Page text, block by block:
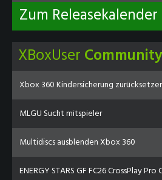
Zum Releasekalender
XBoxUser Community
Xbox 360 Kindersicherung
MLGU Sucht mitspieler
Multidiscs ausblenden Xbox 360
ENERGY STARS GF FC26 CrossPlay Pro